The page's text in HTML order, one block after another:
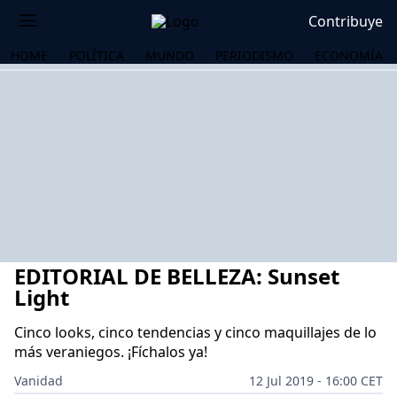
Contribuye
HOME POLÍTICA MUNDO PERIODISMO ECONOMÍA
EDITORIAL DE BELLEZA: Sunset
Light
Cinco looks, cinco tendencias y cinco maquillajes de lo
más veraniegos. ¡Fíchalos ya!
Vanidad
12 Jul 2019 - 16:00 CET